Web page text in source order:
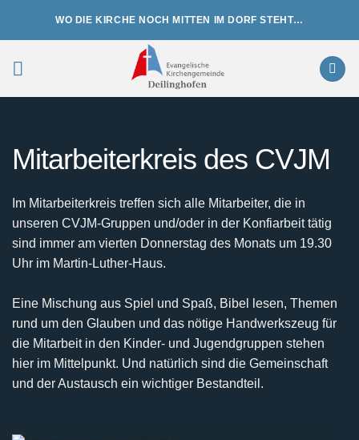
WO DIE KIRCHE NOCH MITTEN IM DORF STEHT…
Mitarbeiterkreis des CVJM
Im Mitarbeiterkreis treffen sich alle Mitarbeiter, die in
unseren CVJM-Gruppen und/oder in der Konfiarbeit tätig
sind immer am vierten Donnerstag des Monats um 19.30
Uhr im Martin-Luther-Haus.
Eine Mischung aus Spiel und Spaß, Bibel lesen, Themen
rund um den Glauben und das nötige Handwerkszeug für
die Mitarbeit in den Kinder- und Jugendgruppen stehen
hier im Mittelpunkt. Und natürlich sind die Gemeinschaft
und der Austausch ein wichtiger Bestandteil.